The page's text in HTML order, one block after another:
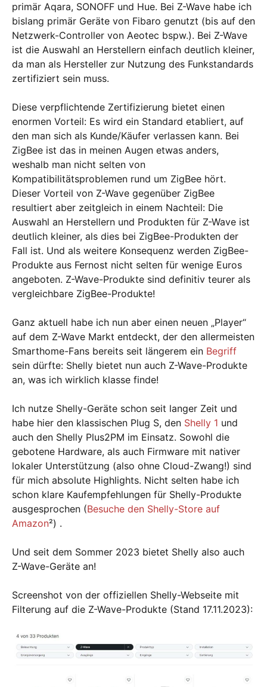
primär Aqara, SONOFF und Hue. Bei Z-Wave habe ich
bislang primär Geräte von Fibaro genutzt (bis auf den
Netzwerk-Controller von Aeotec bspw.). Bei Z-Wave
ist die Auswahl an Herstellern einfach deutlich kleiner,
da man als Hersteller zur Nutzung des Funkstandards
zertifiziert sein muss.
Diese verpflichtende Zertifizierung bietet einen
enormen Vorteil: Es wird ein Standard etabliert, auf
den man sich als Kunde/Käufer verlassen kann. Bei
ZigBee ist das in meinen Augen etwas anders,
weshalb man nicht selten von
Kompatibilitätsproblemen rund um ZigBee hört.
Dieser Vorteil von Z-Wave gegenüber ZigBee
resultiert aber zeitgleich in einem Nachteil: Die
Auswahl an Herstellern und Produkten für Z-Wave ist
deutlich kleiner, als dies bei ZigBee-Produkten der
Fall ist. Und als weitere Konsequenz werden ZigBee-
Produkte aus Fernost nicht selten für wenige Euros
angeboten. Z-Wave-Produkte sind definitiv teurer als
vergleichbare ZigBee-Produkte!
Ganz aktuell habe ich nun aber einen neuen „Player“
auf dem Z-Wave Markt entdeckt, der den allermeisten
Smarthome-Fans bereits seit längerem ein Begriff
sein dürfte: Shelly bietet nun auch Z-Wave-Produkte
an, was ich wirklich klasse finde!
Ich nutze Shelly-Geräte schon seit langer Zeit und
habe hier den klassischen Plug S, den Shelly 1 und
auch den Shelly Plus2PM im Einsatz. Sowohl die
gebotene Hardware, als auch Firmware mit nativer
lokaler Unterstützung (also ohne Cloud-Zwang!) sind
für mich absolute Highlights. Nicht selten habe ich
schon klare Kaufempfehlungen für Shelly-Produkte
ausgesprochen (Besuche den Shelly-Store auf
Amazon²) .
Und seit dem Sommer 2023 bietet Shelly also auch
Z-Wave-Geräte an!
Screenshot von der offiziellen Shelly-Webseite mit
Filterung auf die Z-Wave-Produkte (Stand 17.11.2023):